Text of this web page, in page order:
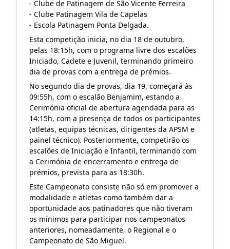
- Clube de Patinagem de São Vicente Ferreira
- Clube Patinagem Vila de Capelas
- Escola Patinagem Ponta Delgada.
Esta competição inicia, no dia 18 de outubro,
pelas 18:15h, com o programa livre dos escalões
Iniciado, Cadete e Juvenil, terminando primeiro
dia de provas com a entrega de prémios.
No segundo dia de provas, dia 19, começará às
09:55h, com o escalão Benjamim, estando a
Cerimónia oficial de abertura agendada para as
14:15h, com a presença de todos os participantes
(atletas, equipas técnicas, dirigentes da APSM e
painel técnico). Posteriormente, competirão os
escalões de Iniciação e Infantil, terminando com
a Cerimónia de encerramento e entrega de
prémios, prevista para as 18:30h.
Este Campeonato consiste não só em promover a
modalidade e atletas como também dar a
oportunidade aos patinadores que não tiveram
os mínimos para participar nos campeonatos
anteriores, nomeadamente, o Regional e o
Campeonato de São Miguel.